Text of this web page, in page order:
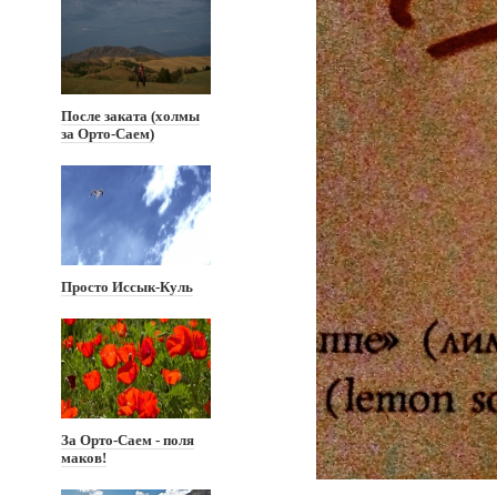
После заката (холмы
за Орто-Саем)
Просто Иссык-Куль
За Орто-Саем - поля
маков!